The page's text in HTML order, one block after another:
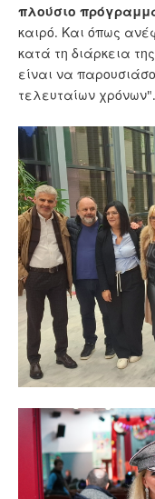
πλούσιο
καιρό. Και όπως
κατά τη διάρκεια
είναι να
τελευταίων